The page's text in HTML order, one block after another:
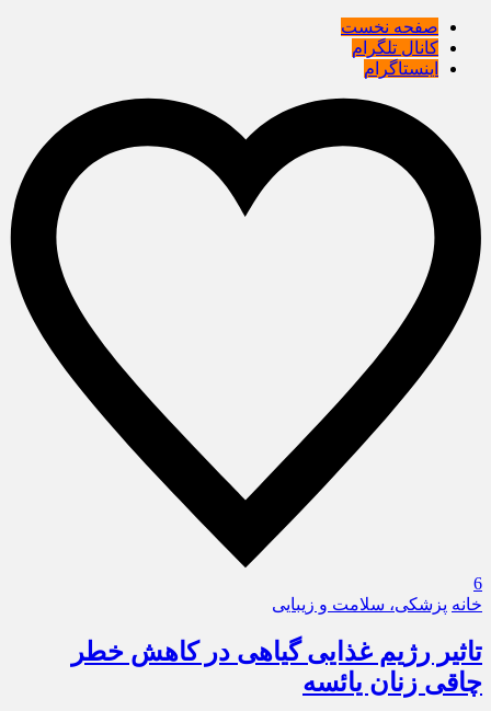
صفحه نخست
کانال تلگرام
اینستاگرام
6
خانه پزشکی، سلامت و زیبایی
تاثیر رژیم غذایی گیاهی در کاهش خطر
چاقی زنان یائسه